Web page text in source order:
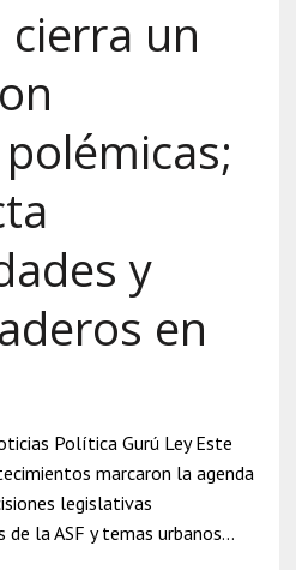
cierra un
y
en
Política Gurú Ley Este
marcaron la agenda
legislativas
la ASF y temas urbanos…